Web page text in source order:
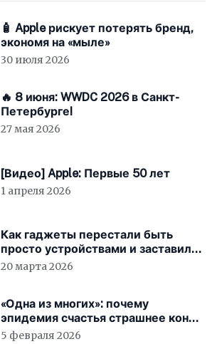
🧴 Apple рискует потерять бренд,
экономя на «мыле»
30 июля 2026
🔥 8 июня: WWDC 2026 в Санкт-
Петербурге!
27 мая 2026
[Видео] Apple: Первые 50 лет
1 апреля 2026
Как гаджеты перестали быть
просто устройствами и заставили
вас бесплатно работать
20 марта 2026
«Одна из многих»: почему
эпидемия счастья страшнее конца
света
5 февраля 2026